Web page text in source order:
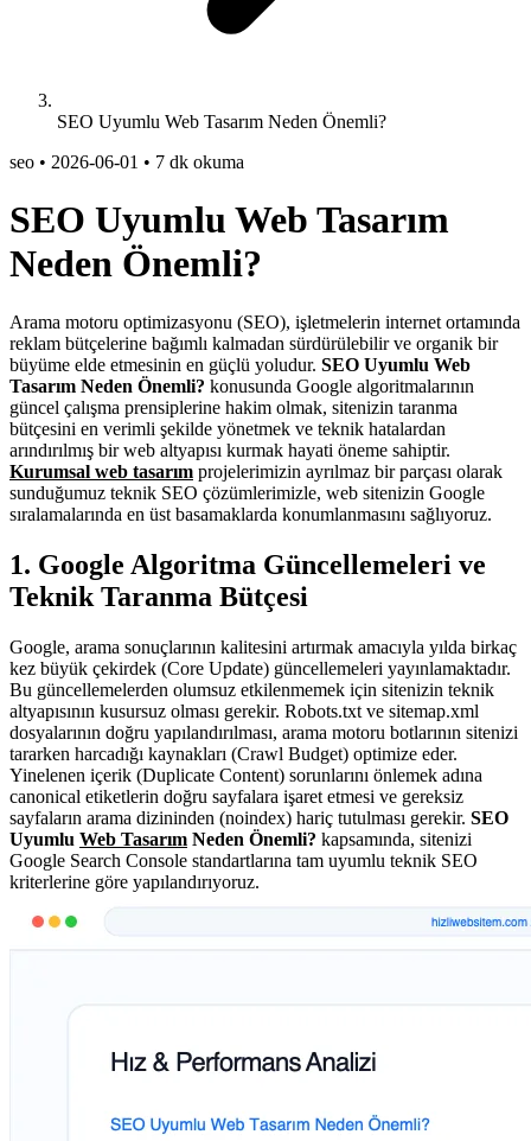
SEO Uyumlu Web Tasarım Neden Önemli?
seo • 2026-06-01 • 7 dk okuma
SEO Uyumlu Web Tasarım
Neden Önemli?
Arama motoru optimizasyonu (SEO), işletmelerin internet ortamında
reklam bütçelerine bağımlı kalmadan sürdürülebilir ve organik bir
büyüme elde etmesinin en güçlü yoludur. SEO Uyumlu Web
Tasarım Neden Önemli? konusunda Google algoritmalarının
güncel çalışma prensiplerine hakim olmak, sitenizin taranma
bütçesini en verimli şekilde yönetmek ve teknik hatalardan
arındırılmış bir web altyapısı kurmak hayati öneme sahiptir.
Kurumsal web tasarım projelerimizin ayrılmaz bir parçası olarak
sunduğumuz teknik SEO çözümlerimizle, web sitenizin Google
sıralamalarında en üst basamaklarda konumlanmasını sağlıyoruz.
1. Google Algoritma Güncellemeleri ve
Teknik Taranma Bütçesi
Google, arama sonuçlarının kalitesini artırmak amacıyla yılda birkaç
kez büyük çekirdek (Core Update) güncellemeleri yayınlamaktadır.
Bu güncellemelerden olumsuz etkilenmemek için sitenizin teknik
altyapısının kusursuz olması gerekir. Robots.txt ve sitemap.xml
dosyalarının doğru yapılandırılması, arama motoru botlarının sitenizi
tararken harcadığı kaynakları (Crawl Budget) optimize eder.
Yinelenen içerik (Duplicate Content) sorunlarını önlemek adına
canonical etiketlerin doğru sayfalara işaret etmesi ve gereksiz
sayfaların arama dizininden (noindex) hariç tutulması gerekir. SEO
Uyumlu Web Tasarım Neden Önemli? kapsamında, sitenizi
Google Search Console standartlarına tam uyumlu teknik SEO
kriterlerine göre yapılandırıyoruz.